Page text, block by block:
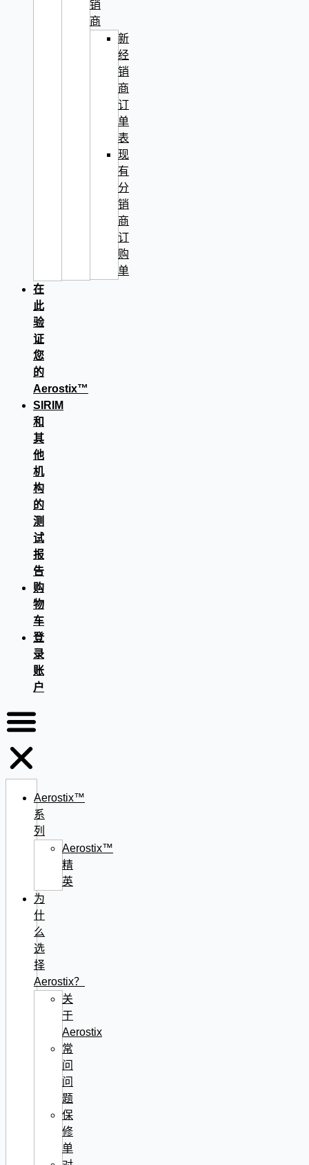
销
商
新
经
销
商
订
单
表
现
有
分
销
商
订
购
单
在
此
验
证
您
的
Aerostix™
SIRIM
和
其
他
机
构
的
测
试
报
告
购
物
车
登
录
账
户
Aerostix™
系
列
Aerostix™
精
英
为
什
么
选
择
Aerostix？
关
于
Aerostix
常
问
问
题
保
修
单